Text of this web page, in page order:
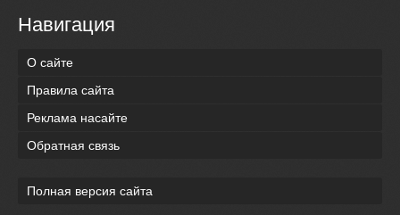
Навигация
О сайте
Правила сайта
Реклама насайте
Обратная связь
Полная версия сайта